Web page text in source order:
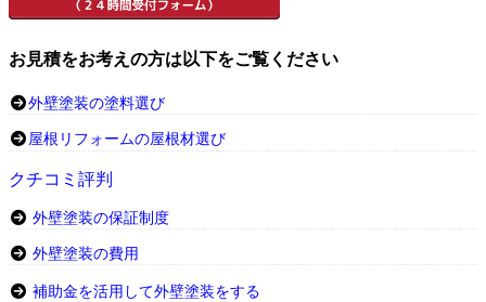
お見積をお考えの方は以下をご覧ください
外壁塗装の塗料選び
屋根リフォームの屋根材選び
クチコミ評判
外壁塗装の保証制度
外壁塗装の費用
補助金を活用して外壁塗装をする